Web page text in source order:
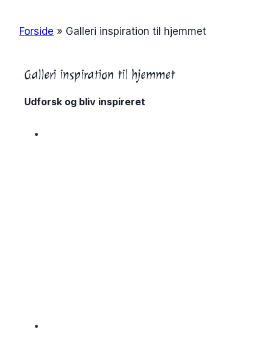
Forside » Galleri inspiration til hjemmet
Galleri inspiration til hjemmet
Udforsk og bliv inspireret